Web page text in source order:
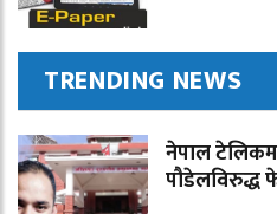
TRENDING NEWS
नेपाल
पौडेलविरुद्ध